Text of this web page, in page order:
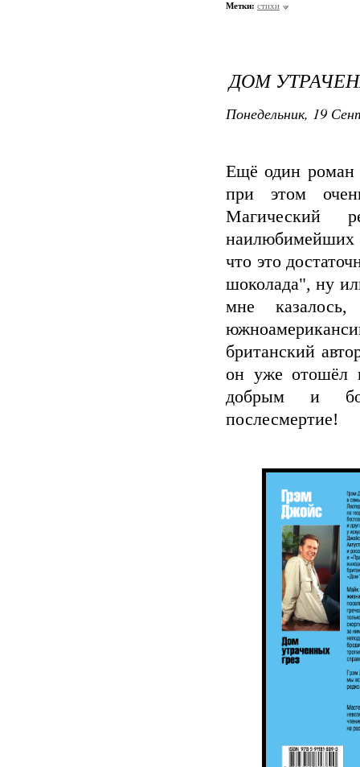
Метки: стихи
ДОМ
Понедельник, 19
Ещё один роман
при этом
Магический
наилюбимейших
что это
шоколада", ну
мне
британский
он уже отошёл
добрым и
послесмертие!